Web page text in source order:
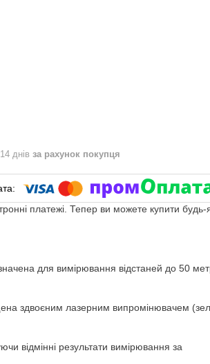
днів за рахунок покупця
платежі. Тепер ви можете купити будь-
для вимірювання відстаней до 50
здвоєним лазерним випромінювачем
відмінні результати вимірювання за